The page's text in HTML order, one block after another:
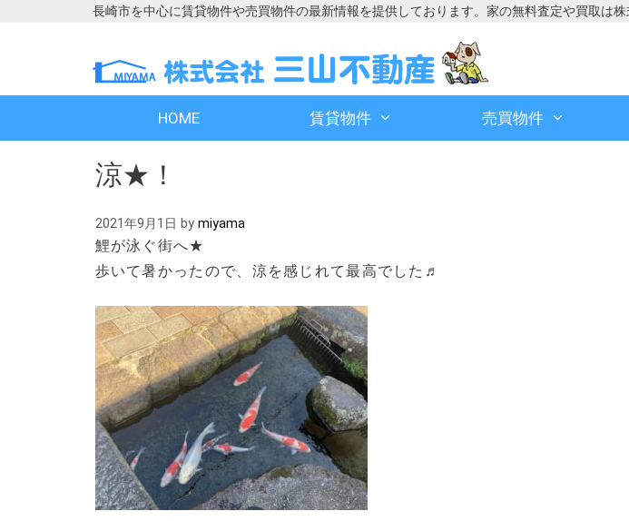
長崎市を中心に賃貸物件や売買物件の最新情報を提供しております。家の無料査定や買取は株
ン
へ
ン
へ
HOME 賃貸物件 売買物件
涼★！
2021年9月1日 by miyama
鯉が泳ぐ街へ★
歩いて暑かったので、涼を感じれて最高でした♬